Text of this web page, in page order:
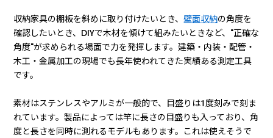
収納家具の棚板を斜めに取り付けたいとき、壁面収納の角度を
確認したいとき、DIYで木材を傾けて組みたいときなど、"正確な
角度"が求められる場面で力を発揮します。建築・内装・配管・
木工・金属加工の現場でも長年使われてきた実績ある測定工具
です。
素材はステンレスやアルミが一般的で、目盛りは1度刻みで刻ま
れています。製品によっては竿に長さの目盛りも入っており、角
度と長さを同時に測れるモデルもあります。これは使えそうで